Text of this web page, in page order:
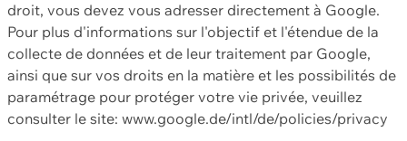
droit, vous devez vous adresser directement à Google.
Pour plus d'informations sur l'objectif et l'étendue de la
collecte de données et de leur traitement par Google,
ainsi que sur vos droits en la matière et les possibilités de
paramétrage pour protéger votre vie privée, veuillez
consulter le site: www.google.de/intl/de/policies/privacy